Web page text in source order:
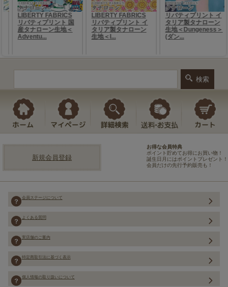
新規会員登録
お得な会員特典
ポイント貯めてお得にお買い物！
誕生日月にはポイントプレゼント！
会員だけの先行予約販売も！
会員ステージについて
よくある質問
実店舗のご案内
特定商取引法に基づく表示
個人情報の取り扱いについて